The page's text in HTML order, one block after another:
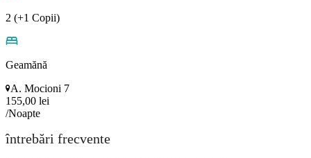
2 (+1 Copii)
Geamănă
A. Mocioni 7
155,00 lei
/Noapte
întrebări frecvente